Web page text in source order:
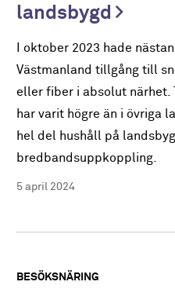
landsbygd
I oktober 2023 hade
Västmanland tillgång till
eller fiber i absolut närhet.
har varit högre än i övriga
hel del hushåll på
bredbandsuppkoppling.
5 april 2024
BESÖKSNÄRING